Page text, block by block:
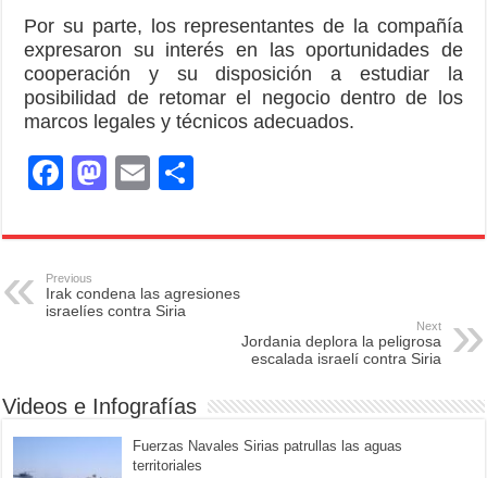
Por su parte, los representantes de la compañía
expresaron su interés en las oportunidades de
cooperación y su disposición a estudiar la
posibilidad de retomar el negocio dentro de los
marcos legales y técnicos adecuados.
F
c
e
b
k
M
st
d
E
ail ar
Previous
Irak condena las agresiones
israelíes contra Siria
Next
Jordania deplora la peligrosa
escalada israelí contra Siria
Videos e Infografías
Fuerzas Navales Sirias patrullas las aguas
territoriales